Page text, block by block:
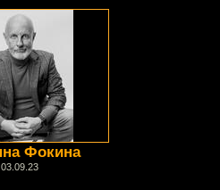
Фокина
03.09.23